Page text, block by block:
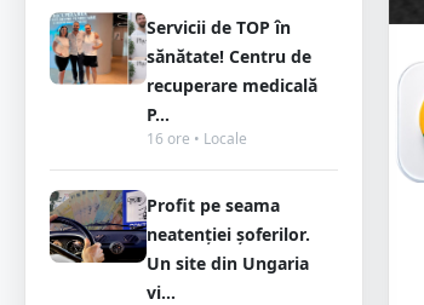
Servicii de TOP în
sănătate! Centru de
recuperare medicală
P...
16 ore • Locale
Profit pe seama
neatenției șoferilor.
Un site din Ungaria
vi...